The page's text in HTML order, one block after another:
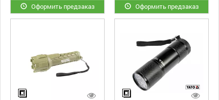
Оформить предзаказ Оформить предзаказ